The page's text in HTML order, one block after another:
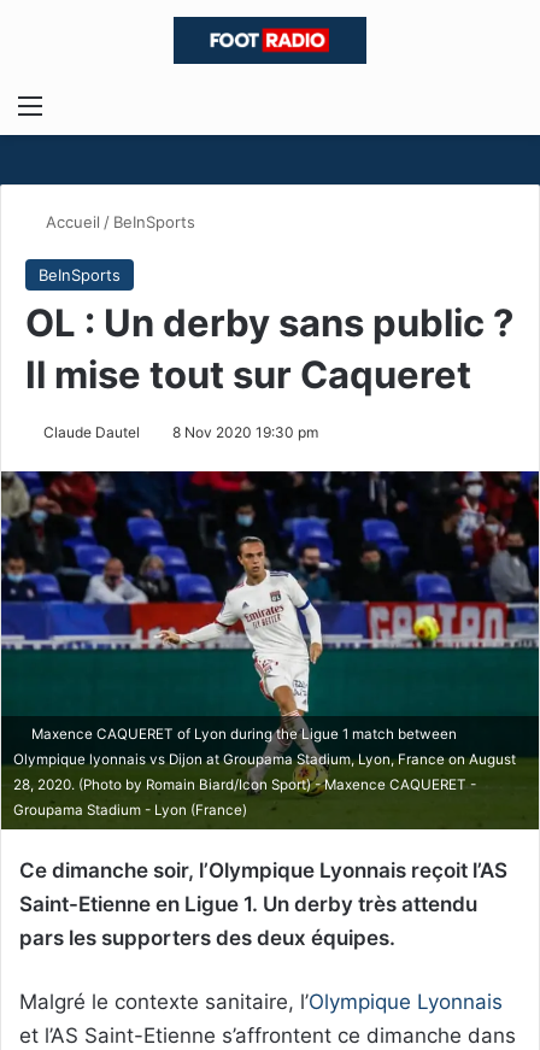
Menu
Accueil / BeInSports
BeInSports
OL : Un derby sans public ?
Il mise tout sur Caqueret
Claude Dautel 8 Nov 2020 19:30 pm
Maxence CAQUERET of Lyon during the Ligue 1 match between
Olympique lyonnais vs Dijon at Groupama Stadium, Lyon, France on August
28, 2020. (Photo by Romain Biard/Icon Sport) - Maxence CAQUERET -
Groupama Stadium - Lyon (France)
Ce dimanche soir, l’Olympique Lyonnais reçoit l’AS
Saint-Etienne en Ligue 1. Un derby très attendu
pars les supporters des deux équipes.
Malgré le contexte sanitaire, l’Olympique Lyonnais
et l’AS Saint-Etienne s’affrontent ce dimanche dans